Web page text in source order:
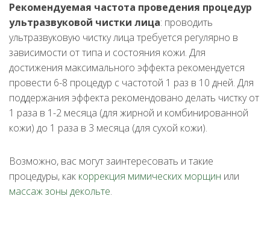
Рекомендуемая частота проведения процедур
ультразвуковой чистки лица: проводить
ультразвуковую чистку лица требуется регулярно в
зависимости от типа и состояния кожи. Для
достижения максимального эффекта рекомендуется
провести 6-8 процедур с частотой 1 раз в 10 дней. Для
поддержания эффекта рекомендовано делать чистку от
1 раза в 1-2 месяца (для жирной и комбинированной
кожи) до 1 раза в 3 месяца (для сухой кожи).
Возможно, вас могут заинтересовать и такие
процедуры, как коррекция мимических морщин или
массаж зоны декольте.